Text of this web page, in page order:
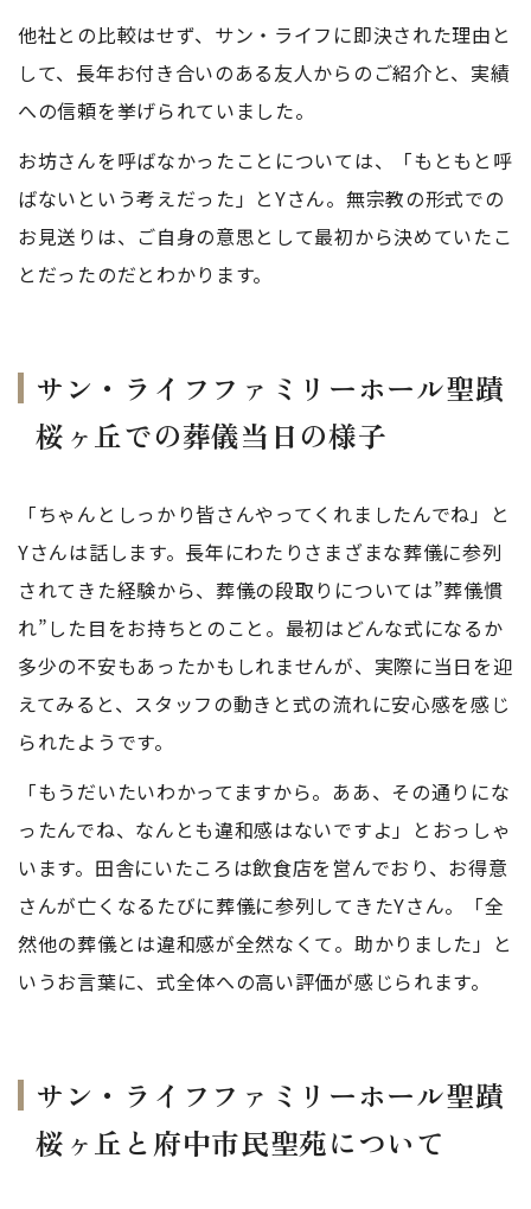
他社との比較はせず、サン・ライフに即決された理由と
して、長年お付き合いのある友人からのご紹介と、実績
への信頼を挙げられていました。
お坊さんを呼ばなかったことについては、「もともと呼
ばないという考えだった」とYさん。無宗教の形式での
お見送りは、ご自身の意思として最初から決めていたこ
とだったのだとわかります。
サン・ライフファミリーホール聖蹟
桜ヶ丘での葬儀当日の様子
「ちゃんとしっかり皆さんやってくれましたんでね」と
Yさんは話します。長年にわたりさまざまな葬儀に参列
されてきた経験から、葬儀の段取りについては”葬儀慣
れ”した目をお持ちとのこと。最初はどんな式になるか
多少の不安もあったかもしれませんが、実際に当日を迎
えてみると、スタッフの動きと式の流れに安心感を感じ
られたようです。
「もうだいたいわかってますから。ああ、その通りにな
ったんでね、なんとも違和感はないですよ」とおっしゃ
います。田舎にいたころは飲食店を営んでおり、お得意
さんが亡くなるたびに葬儀に参列してきたYさん。「全
然他の葬儀とは違和感が全然なくて。助かりました」と
いうお言葉に、式全体への高い評価が感じられます。
サン・ライフファミリーホール聖蹟
桜ヶ丘と府中市民聖苑について